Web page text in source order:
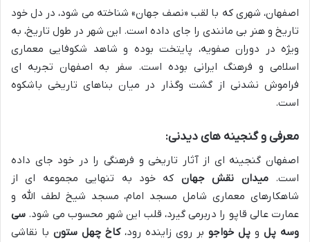
اصفهان، شهری که با لقب «نصف جهان» شناخته می شود، در دل خود
تاریخ و هنر بی مانندی را جای داده است. این شهر در طول تاریخ، به
ویژه در دوران صفویه، پایتخت بوده و شاهد شکوفایی معماری
اسلامی و فرهنگ ایرانی بوده است. سفر به اصفهان تجربه ای
فراموش نشدنی از گشت وگذار در میان بناهای تاریخی باشکوه
است.
معرفی و گنجینه های دیدنی:
اصفهان گنجینه ای از آثار تاریخی و فرهنگی را در خود جای داده
است.میدان نقش جهان که خود به تنهایی مجموعه ای از
شاهکارهای معماری شامل مسجد امام، مسجد شیخ لطف الله و
عمارت عالی قاپو را دربرمی گیرد، قلب این شهر محسوب می شود. سی
وسه پل و پل خواجو بر روی زاینده رود،کاخ چهل ستون با نقاشی